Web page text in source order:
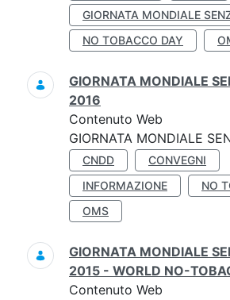
GIORNATA MONDIALE
NO TOBACCO DAY
GIORNATA MONDIALE
2016
Contenuto Web
GIORNATA MONDIALE
CNDD
CONVEGNI
INFORMAZIONE
NO
OMS
GIORNATA MONDIALE
2015 - WORLD NO-
Contenuto Web